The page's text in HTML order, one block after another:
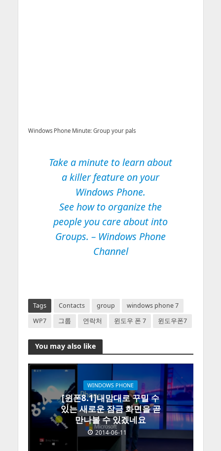
Windows Phone Minute: Group your pals
Take a minute to learn about
a killer feature on your
Windows Phone.
See how to organize the
people you care about into
Groups. – Windows Phone
Channel
Tags Contacts group
windows phone 7
WP7
그룹 연락처 윈도우 폰 7 윈도우폰7
You may also like
WINDOWS PHONE
[윈폰8.1]내맘대로 꾸밀 수
있는 새로운 잠금 화면을 곧
만나볼 수 있겠네요
2014-06-11